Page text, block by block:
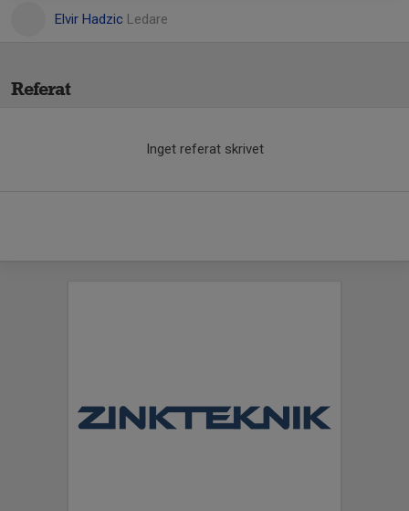
Elvir Hadzic Ledare
Referat
Inget referat skrivet